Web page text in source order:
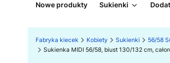
Nowe produkty Sukienki
Fabryka kiecek Kobiety Sukienki
56/58
Sukienka MIDI 56/58, biust 130/132 cm,